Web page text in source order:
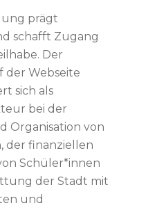
prägt
schafft Zugang
Der
der Webseite
sich als
bei der
Organisation von
der finanziellen
Schüler*innen
der Stadt mit
und